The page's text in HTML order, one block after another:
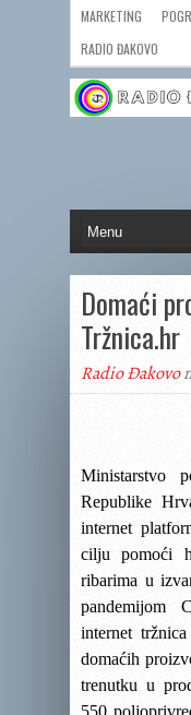
MARKETING
RADIO ĐAKOVO
Domaći
Tržnica.hr
Radio Đakovo
Ministarstvo
Republike
internet
cilju pomoći
ribarima u
pandemijom
internet
domaćih
trenutku u
550